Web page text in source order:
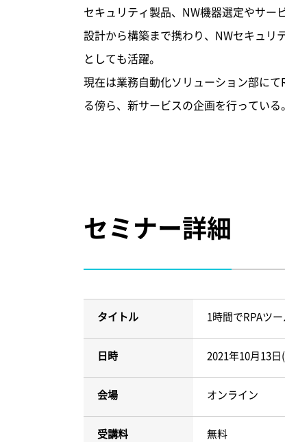
セキュリティ製品、NW機器選定やサー
設計から構築まで携わり、NWセキュリ
としても活躍。
現在は業務自動化ソリューション部に
る傍ら、新サービスの企画を行っている。
セミナー詳細
タイトル 1時間でRPAツ
日時 2021年10月13
会場 オンライン
受講料 無料